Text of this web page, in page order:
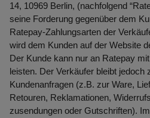
14, 10969 Berlin, (nachfolgend
seine Forderung gegenüber dem
Ratepay-Zahlungsarten der
wird dem Kunden auf der Website
Der Kunde kann nur an Ratepay
leisten. Der Verkäufer bleibt jedoch
Kundenanfragen (z.B. zur Ware,
Retouren, Reklamationen,
zusendungen oder Gutschriften).